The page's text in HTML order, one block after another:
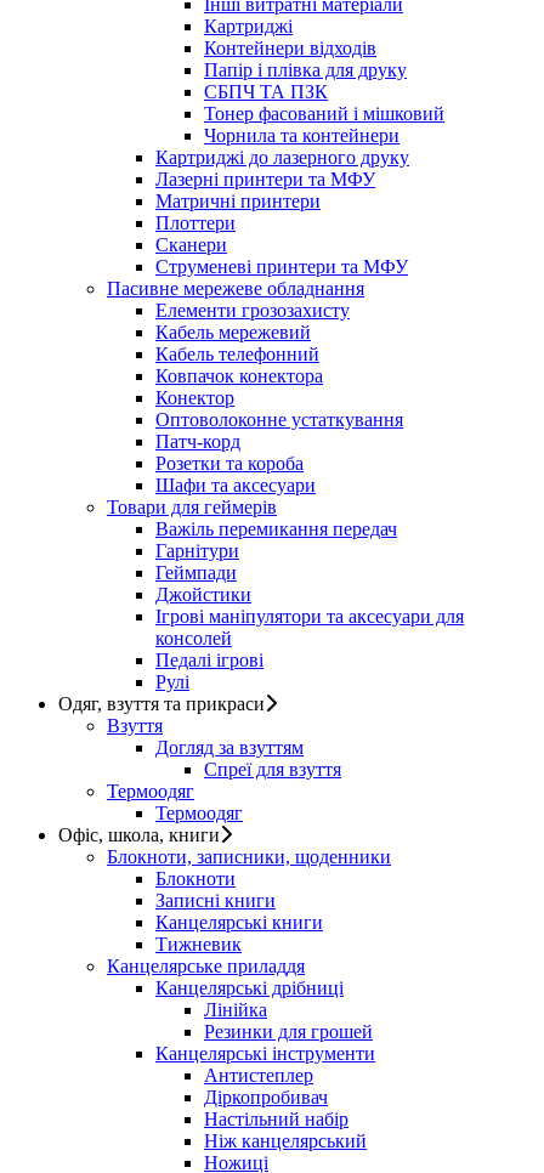
Інші витратні матеріали
Картриджі
Контейнери відходів
Папір і плівка для друку
СБПЧ ТА ПЗК
Тонер фасований і мішковий
Чорнила та контейнери
Картриджі до лазерного друку
Лазерні принтери та МФУ
Матричні принтери
Плоттери
Сканери
Струменеві принтери та МФУ
Пасивне мережеве обладнання
Елементи грозозахисту
Кабель мережевий
Кабель телефонний
Ковпачок конектора
Конектор
Оптоволоконне устаткування
Патч-корд
Розетки та короба
Шафи та аксесуари
Товари для геймерів
Важіль перемикання передач
Гарнітури
Геймпади
Джойстики
Ігрові маніпулятори та аксесуари для
консолей
Педалі ігрові
Рулі
Одяг, взуття та прикраси
Взуття
Догляд за взуттям
Спреї для взуття
Термоодяг
Термоодяг
Офіс, школа, книги
Блокноти, записники, щоденники
Блокноти
Записні книги
Канцелярські книги
Тижневик
Канцелярське приладдя
Канцелярські дрібниці
Лінійка
Резинки для грошей
Канцелярські інструменти
Антистеплер
Діркопробивач
Настільний набір
Ніж канцелярський
Ножиці